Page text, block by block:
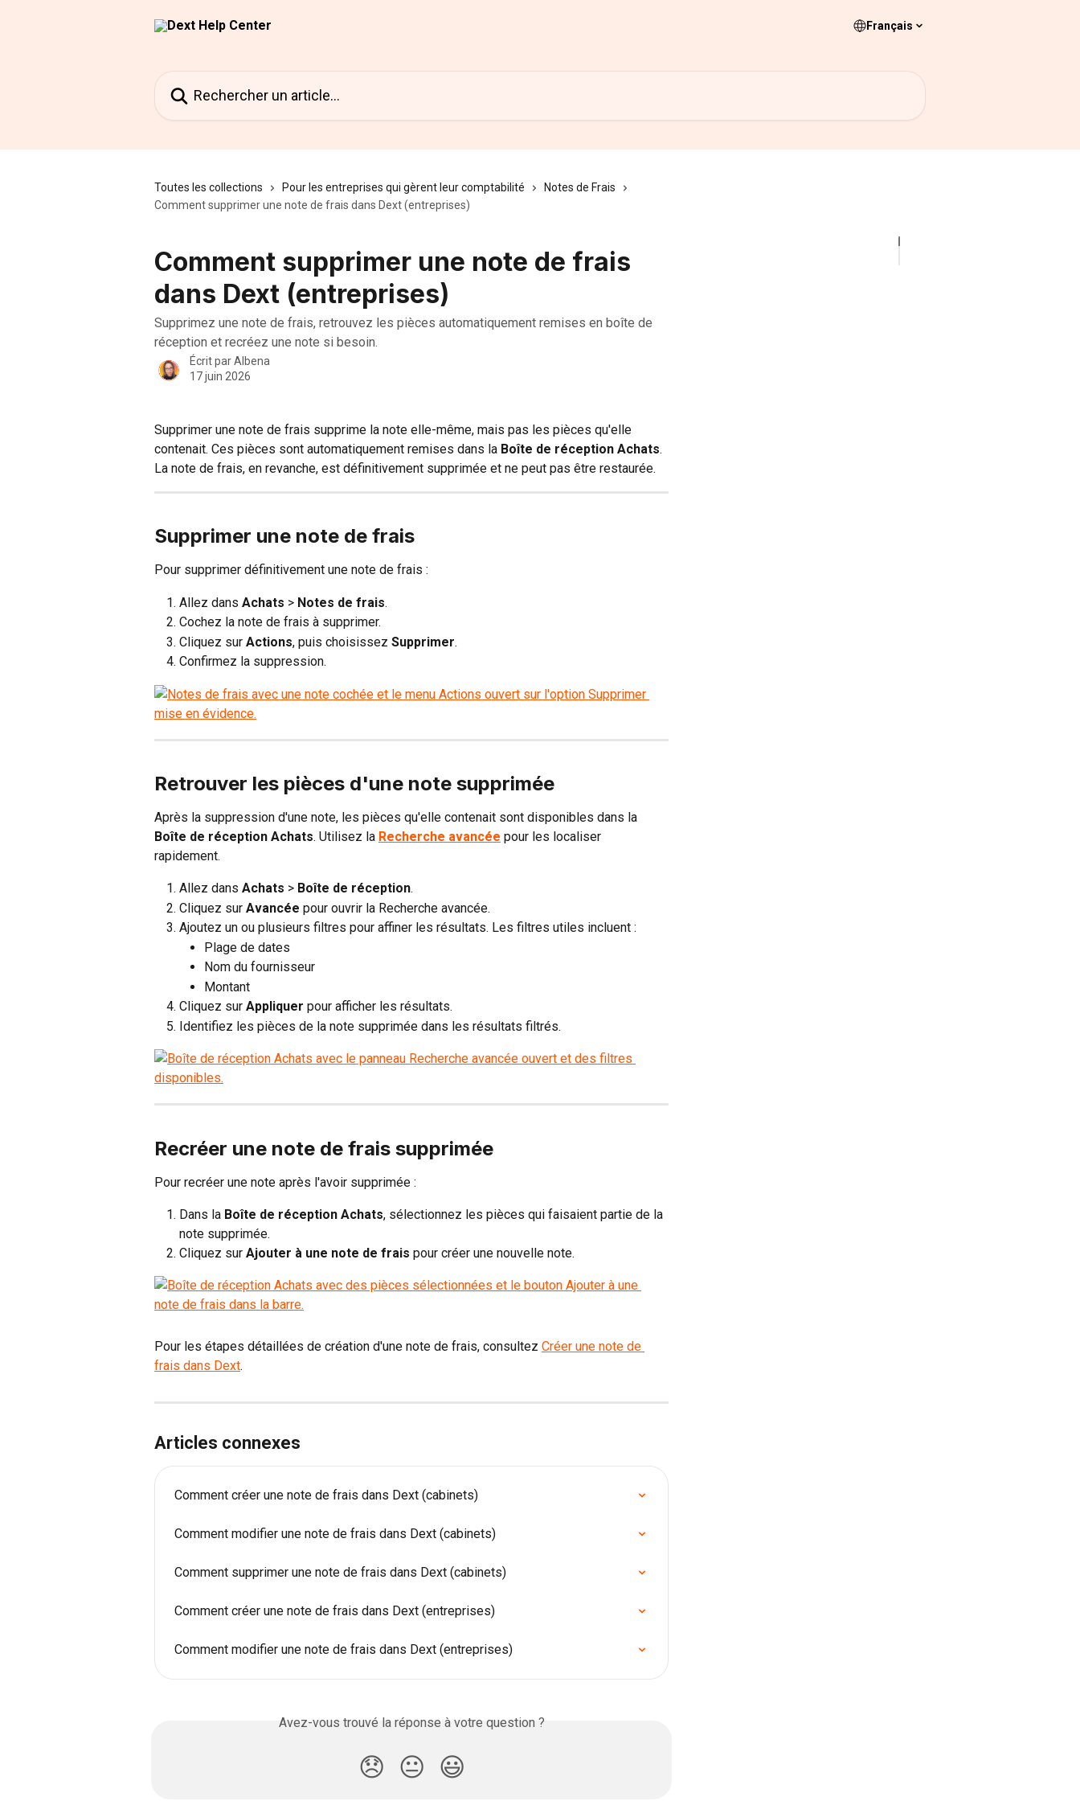
Français
Toutes les collections Pour les entreprises qui gèrent leur comptabilité
Notes de Frais
Comment supprimer une note de frais dans Dext (entreprises)
Comment supprimer une note de frais
dans Dext (entreprises)
Supprimez une note de frais, retrouvez les pièces automatiquement remises en boîte de
réception et recréez une note si besoin.
Écrit parAlbena
17 juin 2026
Supprimer une note de frais supprime la note elle-même, mais pas les pièces qu'elle
contenait. Ces pièces sont automatiquement remises dans la Boîte de réception Achats.
La note de frais, en revanche, est définitivement supprimée et ne peut pas être restaurée.
Supprimer une note de frais
Pour supprimer définitivement une note de frais :
Allez dans Achats > Notes de frais.
Cochez la note de frais à supprimer.
Cliquez sur Actions, puis choisissez Supprimer.
Confirmez la suppression.
Retrouver les pièces d'une note supprimée
Après la suppression d'une note, les pièces qu'elle contenait sont disponibles dans la
Boîte de réception Achats. Utilisez la Recherche avancée pour les localiser
rapidement.
Allez dans Achats > Boîte de réception.
Cliquez sur Avancée pour ouvrir la Recherche avancée.
Ajoutez un ou plusieurs filtres pour affiner les résultats. Les filtres utiles incluent :
Plage de dates
Nom du fournisseur
Montant
Cliquez sur Appliquer pour afficher les résultats.
Identifiez les pièces de la note supprimée dans les résultats filtrés.
Recréer une note de frais supprimée
Pour recréer une note après l'avoir supprimée :
Dans la Boîte de réception Achats, sélectionnez les pièces qui faisaient partie de la
note supprimée.
Cliquez sur Ajouter à une note de frais pour créer une nouvelle note.
Pour les étapes détaillées de création d'une note de frais, consultez Créer une note de
frais dans Dext.
Articles connexes
Comment créer une note de frais dans Dext (cabinets)
Comment modifier une note de frais dans Dext (cabinets)
Comment supprimer une note de frais dans Dext (cabinets)
Comment créer une note de frais dans Dext (entreprises)
Comment modifier une note de frais dans Dext (entreprises)
Avez-vous trouvé la réponse à votre question ?
😞 😐 😃